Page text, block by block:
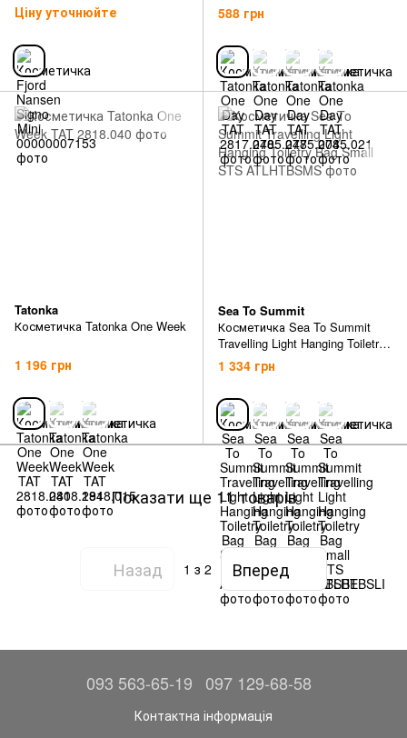
Ціну уточнюйте 588 грн
Tatonka
Косметичка Tatonka One Week
1 196 грн
Sea To Summit
Косметичка Sea To Summit
Travelling Light Hanging Toiletry
Bag Small
1 334 грн
Показати ще 11 товарів
Назад 1 з 2 Вперед
093 563-65-19 097 129-68-58
Контактна інформація